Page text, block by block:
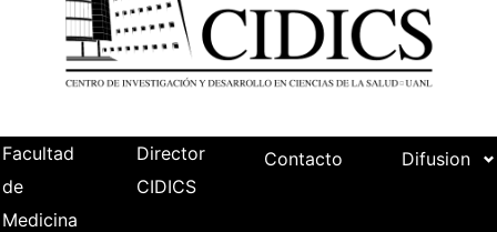
Facultad
de
Medicina
Director
CIDICS
Contacto Difusion